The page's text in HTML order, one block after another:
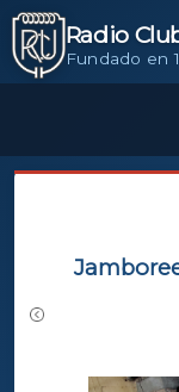
Radio
Fundado en